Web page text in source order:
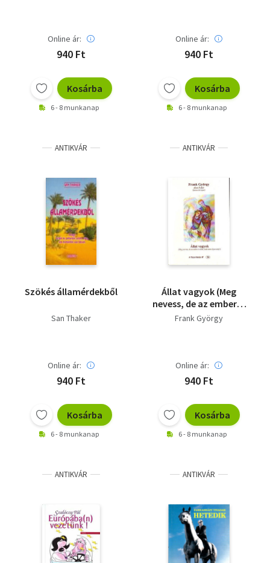
Online ár:
940 Ft
Kosárba
6 - 8 munkanap
Online ár:
940 Ft
Kosárba
6 - 8 munkanap
ANTIKVÁR
Szökés államérdekből
San Thaker
Online ár:
940 Ft
Kosárba
6 - 8 munkanap
ANTIKVÁR
Állat vagyok (Meg
nevess, de az ember is
állat, csak nem olyan
Frank György
Online ár:
940 Ft
Kosárba
6 - 8 munkanap
ANTIKVÁR ANTIKVÁR